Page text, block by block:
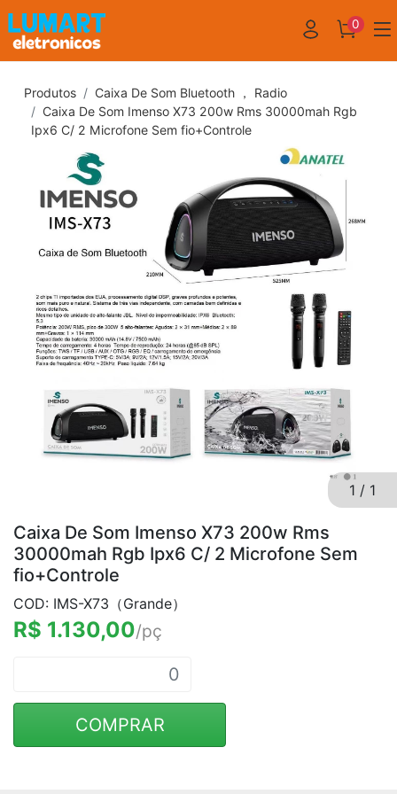
0
Produtos
Caixa De Som Bluetooth ， Radio
Caixa De Som Imenso X73 200w Rms 30000mah Rgb
Ipx6 C/ 2 Microfone Sem fio+Controle
1 / 1
Caixa De Som Imenso X73 200w Rms
30000mah Rgb Ipx6 C/ 2 Microfone Sem
fio+Controle
COD: IMS-X73（Grande）
R$ 1.130,00/pç
COMPRAR